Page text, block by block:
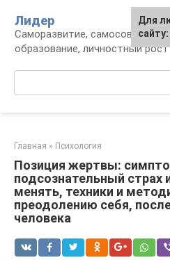
контенту
Лидер
Саморазвитие,
образование, личностный рост
Главная » Психология
Позиция жертвы:
подсознательный страх
менять, техники и
преодолению себя,
человека
Для